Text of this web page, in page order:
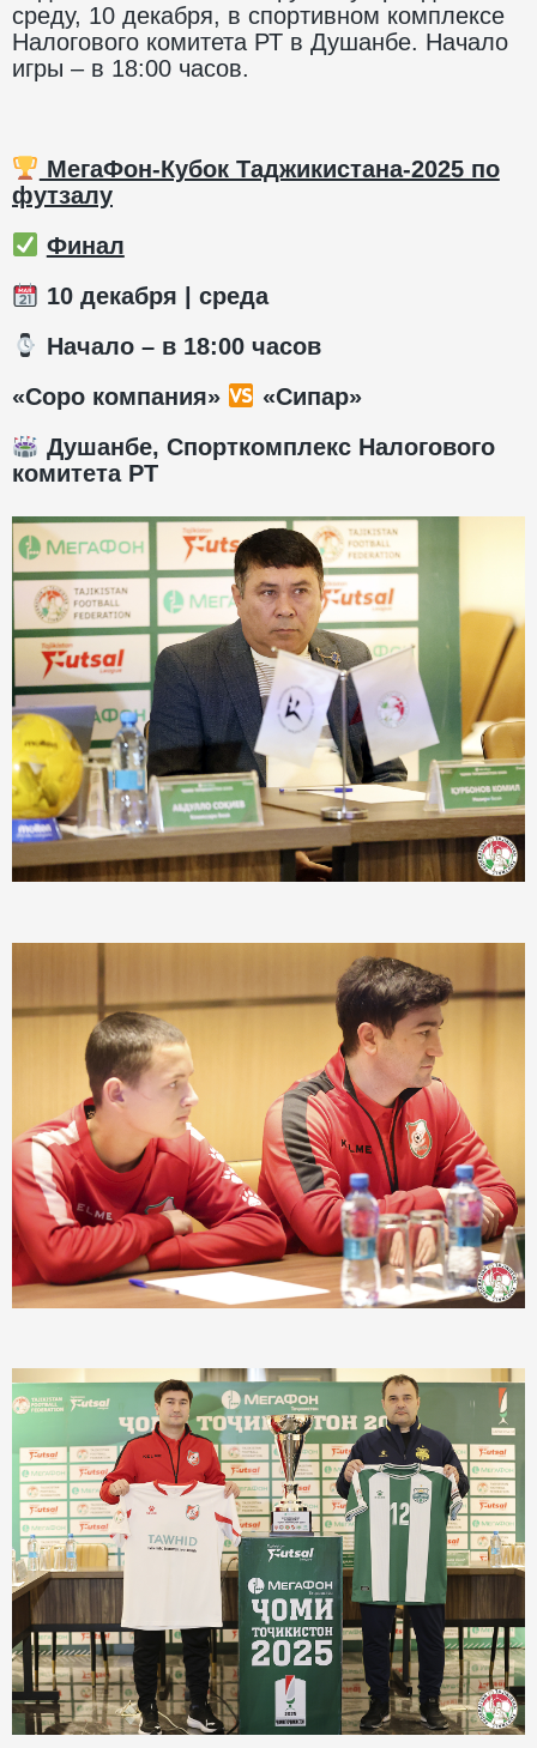
среду, 10 декабря, в спортивном комплексе
Налогового комитета РТ в Душанбе. Начало
игры – в 18:00 часов.
МегаФон-Кубок Таджикистана-2025 по
футзалу
Финал
10 декабря | среда
️ Начало – в 18:00 часов
«Соро компания»
«Сипар»
️ Душанбе, Спорткомплекс Налогового
комитета РТ